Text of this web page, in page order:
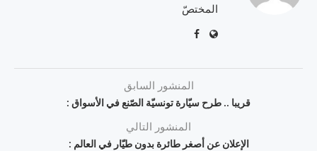
المختصّ
المنشور السابق
قريبا .. طرح سيّارة تونسيّة الصّنع في الأسواق :
المنشور التالي
الإعلان عن أصغر طائرة بدون طيّار في العالم :